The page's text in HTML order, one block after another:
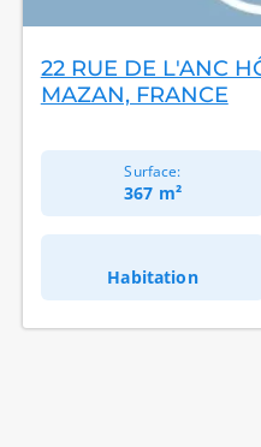
22 RUE DE L'ANC
MAZAN, FRANCE
Surface:
367 m²
Habitation